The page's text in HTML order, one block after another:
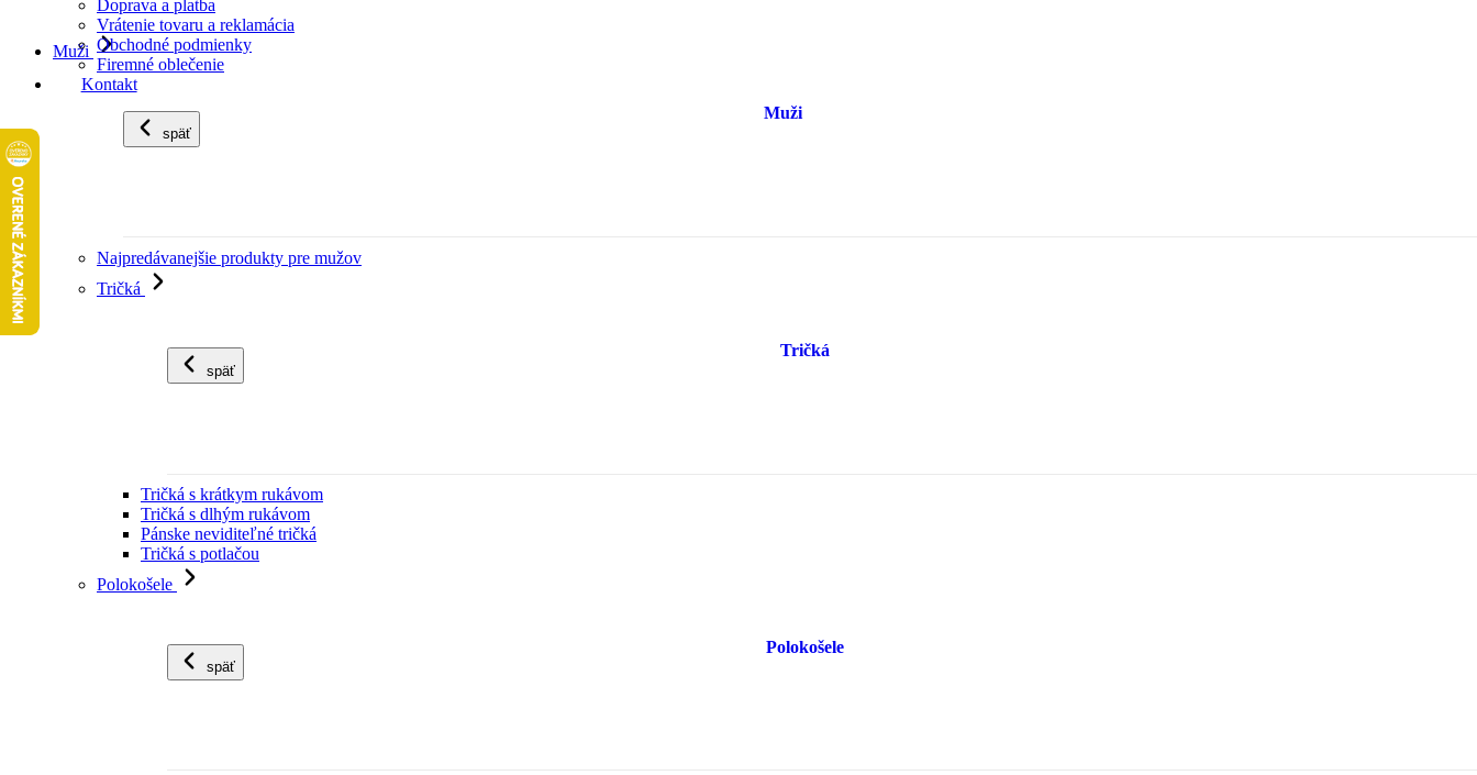
Doprava a platba
Vrátenie tovaru a reklamácia
Obchodné podmienky
Firemné oblečenie
Kontakt
Muži
späť
Muži
Najpredávanejšie produkty pre mužov
Tričká
späť
Tričká
Tričká s krátkym rukávom
Tričká s dlhým rukávom
Pánske neviditeľné tričká
Tričká s potlačou
Polokošele
späť
Polokošele